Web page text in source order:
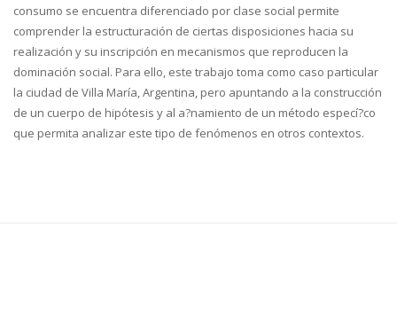
consumo se encuentra diferenciado por clase social permite
comprender la estructuración de ciertas disposiciones hacia su
realización y su inscripción en mecanismos que reproducen la
dominación social. Para ello, este trabajo toma como caso particular
la ciudad de Villa María, Argentina, pero apuntando a la construcción
de un cuerpo de hipótesis y al a?namiento de un método especí?co
que permita analizar este tipo de fenómenos en otros contextos.